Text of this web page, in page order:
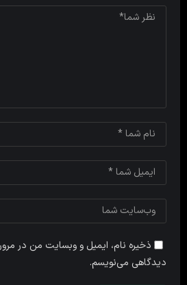
ذخیره نام، ایمیل و وبسایت من در
دیدگاهی می‌نویسم.